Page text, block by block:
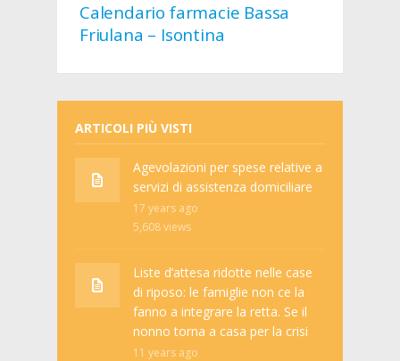
Calendario farmacie Bassa
Friulana – Isontina
ARTICOLI PIÙ VISTI
Agevolazioni per spese relative a
servizi di assistenza domiciliare
17 years ago
5,608views
Liste d’attesa ridotte nelle case
di riposo: le famiglie non ce la
fanno a integrare la retta. Se il
nonno torna a casa per la crisi
11 years ago